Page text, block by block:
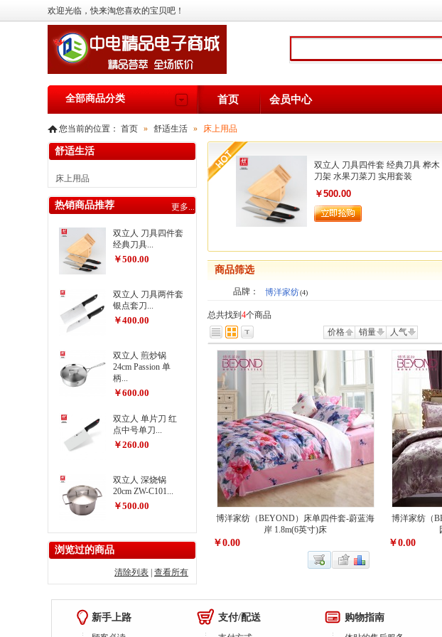
全部商品分类
欢迎光临，快来淘您喜欢的宝贝吧！
首页 会员中心
您当前的位置： 首页 » 舒适生活 » 床上用品
双立人 刀具四件套 经典刀具 桦木
刀架 水果刀菜刀 实用套装
￥500.00
商品筛选
品牌： 博洋家纺(4)
总共找到 4个商品
价格
销量 人气
博洋家纺（BEYOND）床单四件套-蔚蓝海
岸 1.8m(6英寸)床
￥0.00
博洋家纺（
￥0.00
舒适生活
床上用品
热销商品推荐
双立人 刀具四件套
经典刀具...
￥500.00
双立人 刀具两件套
银点套刀...
￥400.00
双立人 煎炒锅
24cm Passion 单
柄...
￥600.00
双立人 单片刀 红
点中号单刀...
￥260.00
双立人 深烧锅
20cm ZW-C101...
￥500.00
更多...
浏览过的商品
清除列表 查看所有
新手上路 支付/配送 购物指南